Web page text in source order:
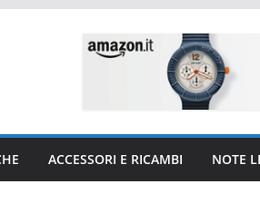
ACCESSORI E RICAMBI NOTE